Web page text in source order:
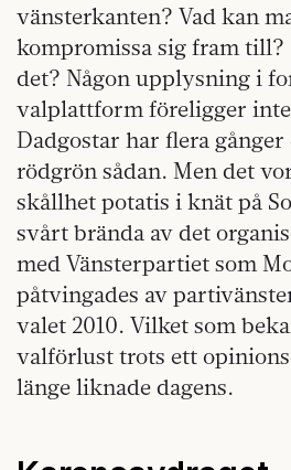
vänsterkanten? Vad kan
kompromissa sig fram
det? Någon upplysning i
valplattform föreligger
Dadgostar har flera
rödgrön sådan. Men det
skållhet potatis i knät på
svårt brända av det
med Vänsterpartiet som
påtvingades av
valet 2010. Vilket som
valförlust trots ett
länge liknade dagens.